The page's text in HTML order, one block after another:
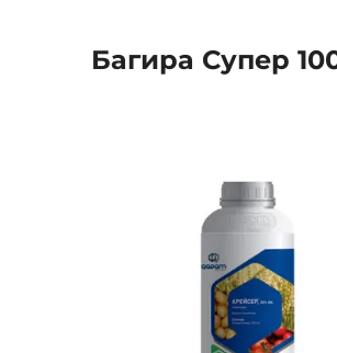
Багира Супер